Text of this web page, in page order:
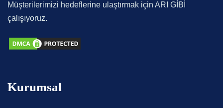
Müşterilerimizi hedeflerine ulaştırmak için ARI GİBİ
çalışıyoruz.
Kurumsal